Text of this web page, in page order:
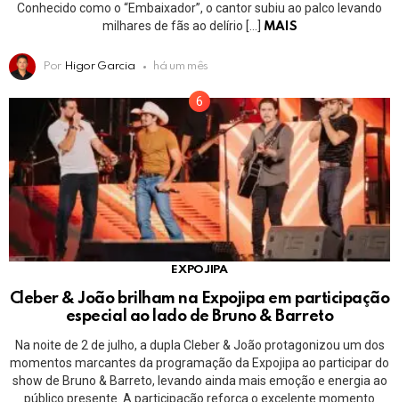
Conhecido como o “Embaixador”, o cantor subiu ao palco levando
milhares de fãs ao delírio […]
MAIS
Por Higor Garcia há um mês
EXPOJIPA
Cleber & João brilham na Expojipa em participação
especial ao lado de Bruno & Barreto
Na noite de 2 de julho, a dupla Cleber & João protagonizou um dos
momentos marcantes da programação da Expojipa ao participar do
show de Bruno & Barreto, levando ainda mais emoção e energia ao
público presente. A participação reforça o excelente momento